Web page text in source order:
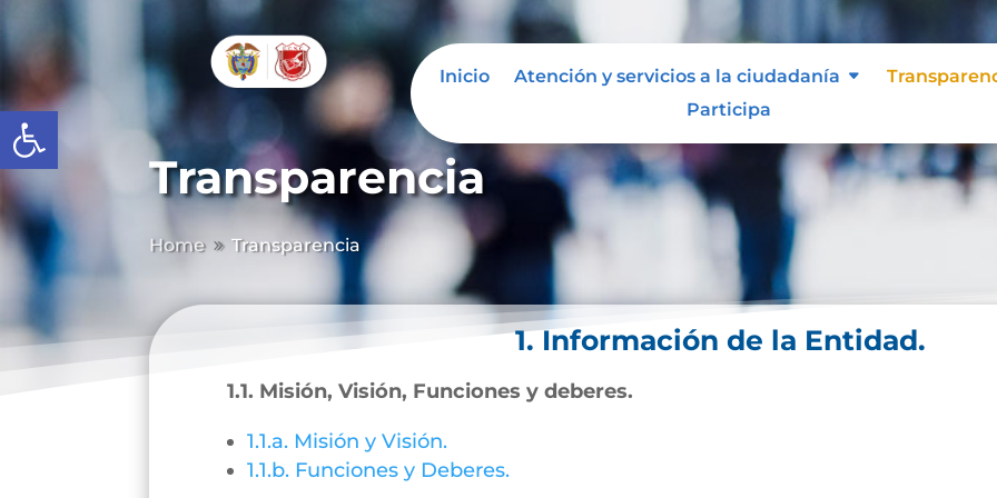
Abrir barra de herramientas
Inicio Atención y servicios a la ciudadanía
Participa
Transparencia
Home 9 Transparencia
1. Información de la Entidad.
1.1. Misión, Visión, Funciones y deberes.
1.1.a. Misión y Visión.
1.1.b. Funciones y Deberes.